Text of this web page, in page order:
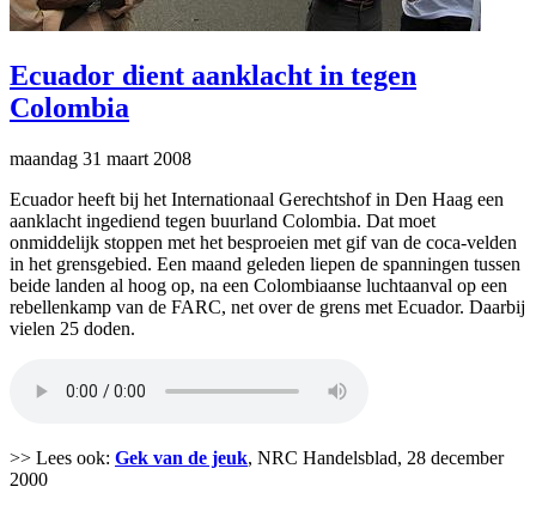
Ecuador dient aanklacht in tegen
Colombia
maandag 31 maart 2008
Ecuador heeft bij het Internationaal Gerechtshof in Den Haag een
aanklacht ingediend tegen buurland Colombia. Dat moet
onmiddelijk stoppen met het besproeien met gif van de coca-velden
in het grensgebied. Een maand geleden liepen de spanningen tussen
beide landen al hoog op, na een Colombiaanse luchtaanval op een
rebellenkamp van de FARC, net over de grens met Ecuador. Daarbij
vielen 25 doden.
>> Lees ook: Gek van de jeuk, NRC Handelsblad, 28 december
2000